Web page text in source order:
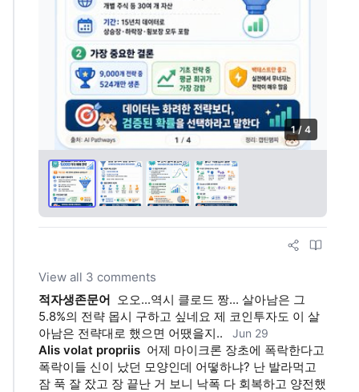
1 / 4
View all 3 comments
적자생존문어 오오...역시 클로드 짱... 살아남은 그
5.8%의 전략 몹시 구하고 싶네요 제 코인투자도 이 살
아남은 전략대로 했으면 어땠을지..
Jun 29
Alis volat propriis 어제 마이크론 장초에 폭락한다고
폭락이들 신이 났던 모양인데 어떻하냐? 난 발라먹고
잠 푹 잘 잤고 장 끝난 거 보니 낙폭 다 회복하고 양전했